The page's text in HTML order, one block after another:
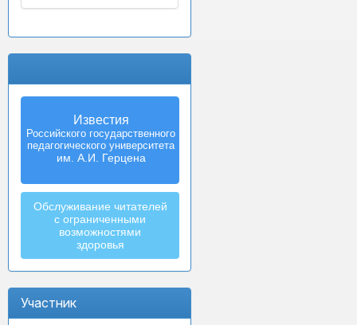
Известия
Российского государственного
педагогического университета
им. А.И. Герцена
Izvestia:
Herzen University
Journal of
Humanities & Sciences
Обслуживание читателей
с ограниченными
возможностями
здоровья
Участник